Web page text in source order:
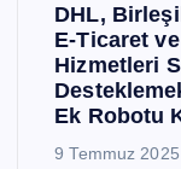
DHL,
E-Ticaret
Hizmetleri
Ek Robotu
9 Temmuz